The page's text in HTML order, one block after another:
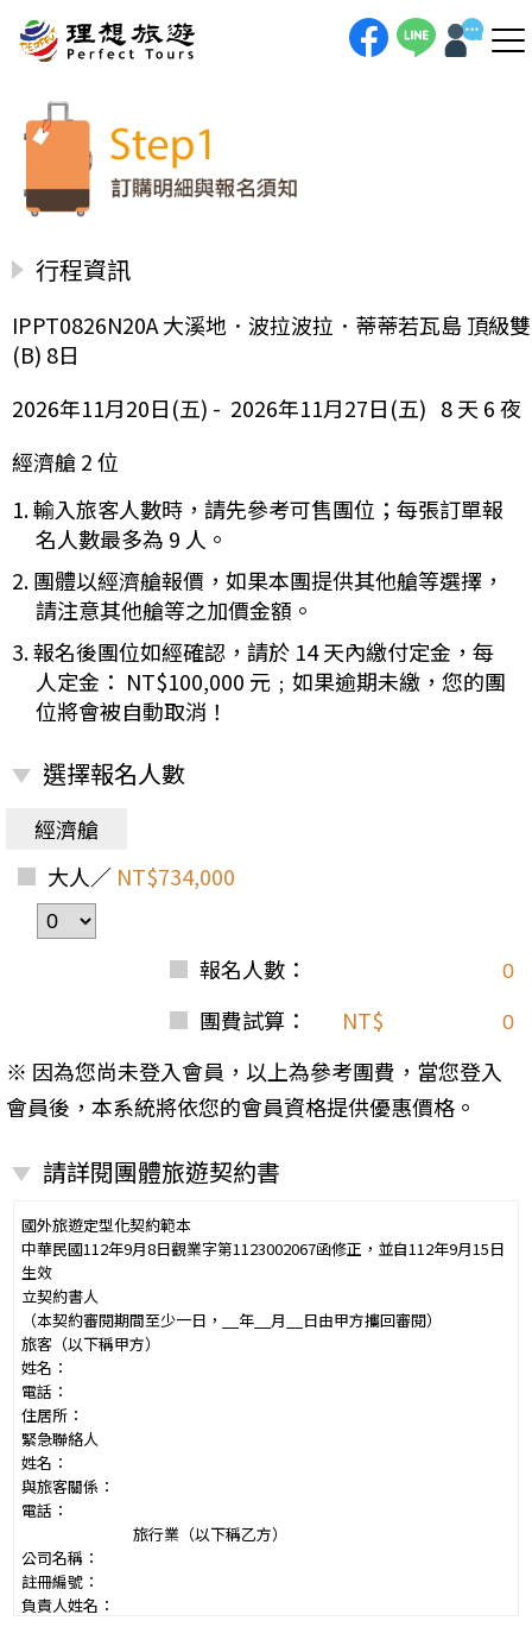
行程資訊
IPPT0826N20A 大溪地．波拉波拉．蒂蒂若瓦島 頂級雙
(B) 8日
2026年11月20日(五) - 2026年11月27日(五) 8 天 6 夜
經濟艙 2 位
1. 輸入旅客人數時，請先參考可售團位；每張訂單報
名人數最多為 9 人。
2. 團體以經濟艙報價，如果本團提供其他艙等選擇，
請注意其他艙等之加價金額。
3. 報名後團位如經確認，請於 14 天內繳付定金，每
人定金： NT$100,000 元﹔如果逾期未繳，您的團
位將會被自動取消！
選擇報名人數
經濟艙
大人／ NT$734,000
報名人數：
團費試算：
NT$
※ 因為您尚未登入會員，以上為參考團費，當您登入
會員後，本系統將依您的會員資格提供優惠價格。
請詳閱團體旅遊契約書
國外旅遊定型化契約範本
中華民國112年9月8日觀業字第1123002067函修正，並自112年9月15日
生效
立契約書人
（本契約審閱期間至少一日，__年__月__日由甲方攜回審閱）
旅客（以下稱甲方）
姓名：
電話：
住居所：
緊急聯絡人
姓名：
與旅客關係：
電話：
旅行業（以下稱乙方）
公司名稱：
註冊編號：
負責人姓名：